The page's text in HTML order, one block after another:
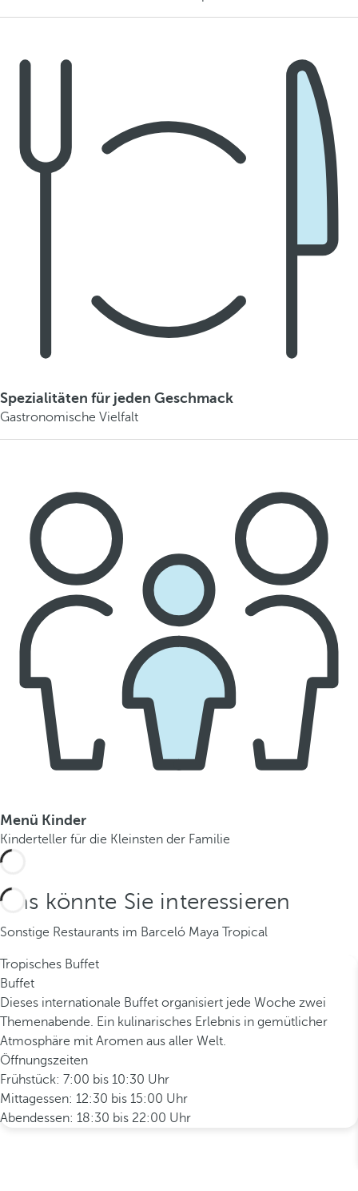
Spezialitäten für jeden Geschmack
Gastronomische Vielfalt
Menü Kinder
Kinderteller für die Kleinsten der Familie
Das könnte Sie interessieren
Sonstige Restaurants im Barceló Maya Tropical
Tropisches Buffet
Buffet
Dieses internationale Buffet organisiert jede Woche zwei
Themenabende. Ein kulinarisches Erlebnis in gemütlicher
Atmosphäre mit Aromen aus aller Welt.
Öffnungszeiten
Frühstück: 7:00 bis 10:30 Uhr
Mittagessen: 12:30 bis 15:00 Uhr
Abendessen: 18:30 bis 22:00 Uhr